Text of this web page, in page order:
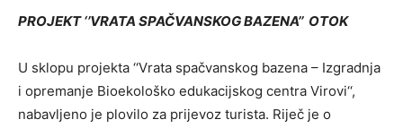
PROJEKT ‘’VRATA SPAČVANSKOG BAZENA’’ OTOK
U sklopu projekta ‘‘Vrata spačvanskog bazena – Izgradnja
i opremanje Bioekološko edukacijskog centra Virovi‘‘,
nabavljeno je plovilo za prijevoz turista. Riječ je o